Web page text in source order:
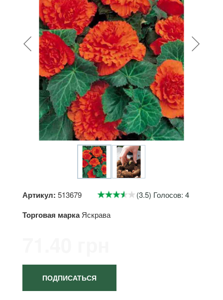
Артикул: 513679 (3.5) Голосов: 4
Торговая марка Яскрава
ПОДПИСАТЬСЯ